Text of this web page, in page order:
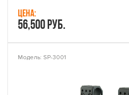
Цена:
56,500 руб.
Модель: SP-3001